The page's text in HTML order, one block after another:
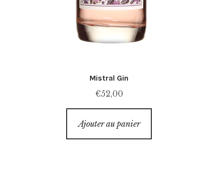
Mistral Gin
€52,00
Ajouter au panier